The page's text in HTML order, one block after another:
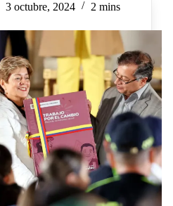
3 octubre, 2024 2 mins